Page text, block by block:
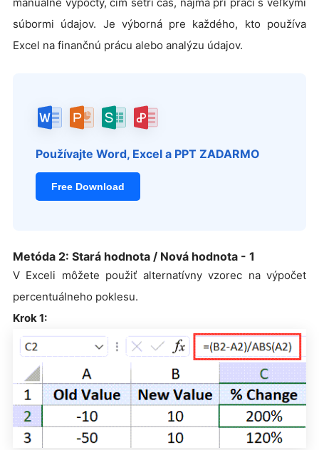
súbormi údajov. Je výborná pre každého, kto používa
Excel na finančnú prácu alebo analýzu údajov.
Používajte Word, Excel a PPT ZADARMO
Free Download
Metóda 2: Stará hodnota / Nová hodnota - 1
V Exceli môžete použiť alternatívny vzorec na výpočet
percentuálneho poklesu.
Krok 1: